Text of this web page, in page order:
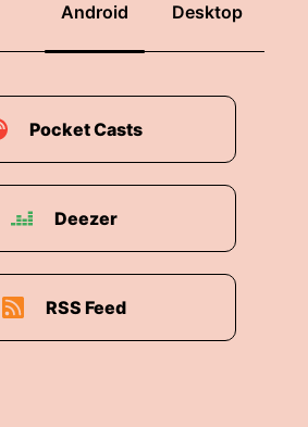
Android Desktop
Pocket Casts
Deezer
RSS Feed